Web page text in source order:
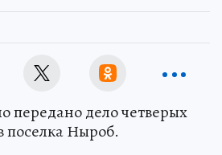
передано дело четверых
Ныроб.